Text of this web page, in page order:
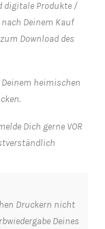
digitale Produkte /
Deinem Kauf
Download des
heimischen
Dich gerne VOR
Druckern nicht
Deines